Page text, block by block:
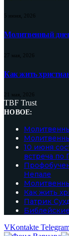
5 июня, 2026
Молитвенный
27 мая, 2026
Как жить
21 мая, 2026
TBF Trust
НОВОЕ:
10 июня
встреча по
Непале
Как жить
Патрик
VKontakte